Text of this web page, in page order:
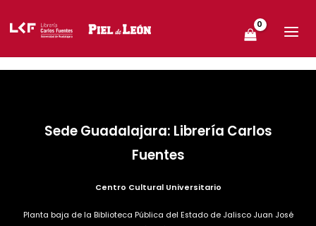
Porbeebmx
4 de agosto de 2025
Sede Guadalajara: Librería Carlos
Fuentes
Centro Cultural Universitario
Planta baja de la Biblioteca Pública del Estado de Jalisco Juan José